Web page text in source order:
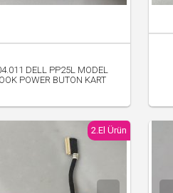
DELL PP25L MODEL
POWER BUTON KART
2.El Ürün